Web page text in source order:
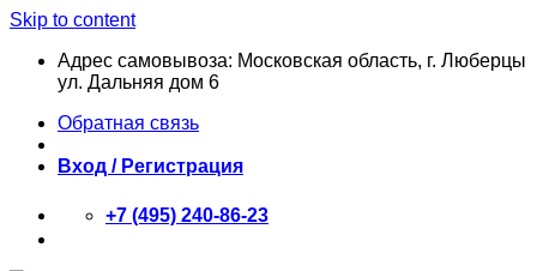
Skip to content
Адрес самовывоза: Московская область, г. Люберцы
ул. Дальняя дом 6
Обратная связь
Вход / Регистрация
+7 (495) 240-86-23